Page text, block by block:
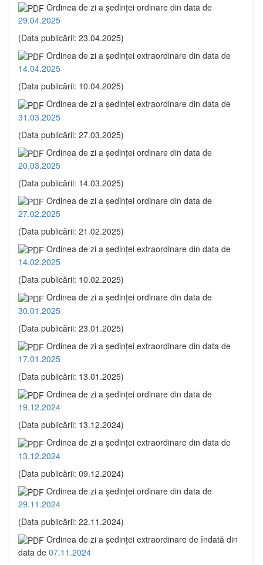
Ordinea de zi a şedinţei ordinare din data de
29.04.2025
(Data publicării: 23.04.2025)
Ordinea de zi a şedinţei extraordinare din data de
14.04.2025
(Data publicării: 10.04.2025)
Ordinea de zi a şedinţei extraordinare din data de
31.03.2025
(Data publicării: 27.03.2025)
Ordinea de zi a şedinţei ordinare din data de
20.03.2025
(Data publicării: 14.03.2025)
Ordinea de zi a şedinţei ordinare din data de
27.02.2025
(Data publicării: 21.02.2025)
Ordinea de zi a şedinţei extraordinare din data de
14.02.2025
(Data publicării: 10.02.2025)
Ordinea de zi a şedinţei ordinare din data de
30.01.2025
(Data publicării: 23.01.2025)
Ordinea de zi a şedinţei extraordinare din data de
17.01.2025
(Data publicării: 13.01.2025)
Ordinea de zi a şedinţei ordinare din data de
19.12.2024
(Data publicării: 13.12.2024)
Ordinea de zi a şedinţei extraordinare din data de
13.12.2024
(Data publicării: 09.12.2024)
Ordinea de zi a şedinţei ordinare din data de
29.11.2024
(Data publicării: 22.11.2024)
Ordinea de zi a şedinţei extraordinare de îndată din
data de 07.11.2024